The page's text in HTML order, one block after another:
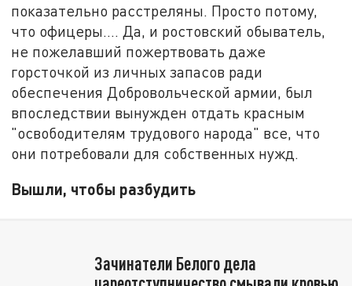
показательно расстреляны. Просто потому,
что офицеры.... Да, и ростовский обыватель,
не пожелавший пожертвовать даже
горсточкой из личных запасов ради
обеспечения Добровольческой армии, был
впоследствии вынужден отдать красным
"освободителям трудового народа" все, что
они потребовали для собственных нужд.
Вышли, чтобы разбудить
Зачинатели Белого дела